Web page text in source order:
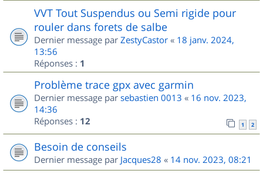
VVT Tout Suspendus ou Semi rigide pour
rouler dans forets de salbe
Dernier message par ZestyCastor « 18 janv. 2024,
13:56
Réponses : 1
Problème trace gpx avec garmin
Dernier message par sebastien 0013 « 16 nov. 2023,
14:36
Réponses : 12 1 2
Besoin de conseils
Dernier message par Jacques28 « 14 nov. 2023, 08:21